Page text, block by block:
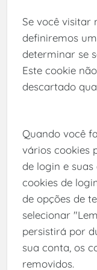
Se você visitar
definiremos
determinar se
Este cookie
descartado
Quando você
vários cookies
de login e suas
cookies de
de opções de
selecionar
persistirá por
sua conta, os
removidos.